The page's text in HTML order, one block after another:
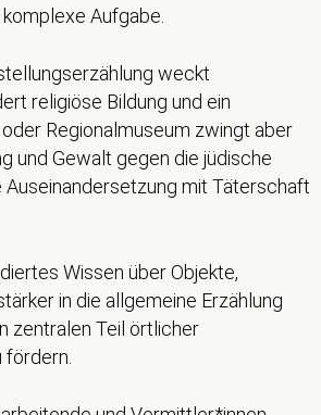
Aufgabe.
weckt
religiöse Bildung und ein
Regionalmuseum zwingt aber
und Gewalt gegen die jüdische
Auseinandersetzung mit Täterschaft
Wissen über Objekte,
in die allgemeine Erzählung
zentralen Teil örtlicher